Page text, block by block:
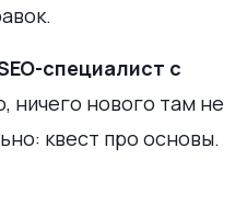
специалист с
ничего нового там не
квест про основы.